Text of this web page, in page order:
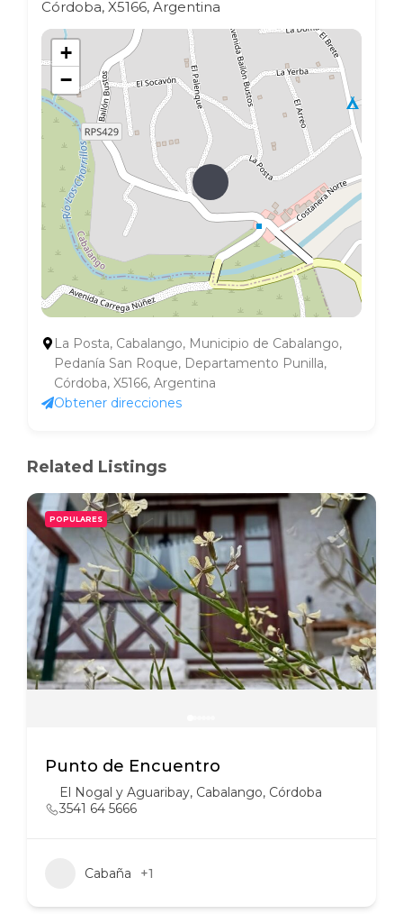
Córdoba, X5166, Argentina
+
−
La Posta, Cabalango, Municipio de Cabalango,
Pedanía San Roque, Departamento Punilla,
Córdoba, X5166, Argentina
Obtener direcciones
Related Listings
POPULARES
Punto de Encuentro
El Nogal y Aguaribay, Cabalango, Córdoba
3541 64 5666
Cabaña +1